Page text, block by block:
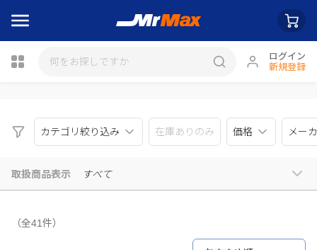
ログイン
新規登録
カテゴリ絞り込み 在庫ありのみ 価格 メー
取扱商品表示 すべて
（全41件）